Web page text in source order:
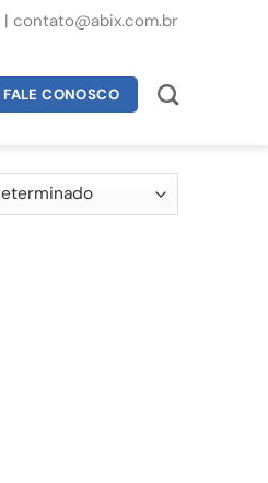
| contato@abix.com.br
FALE CONOSCO